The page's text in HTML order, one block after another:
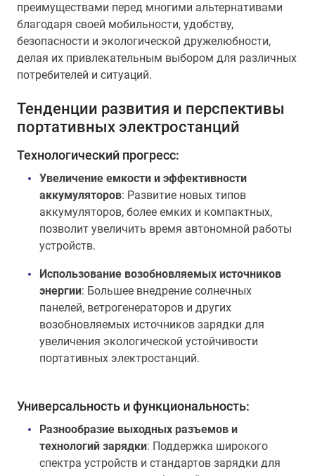
преимуществами перед многими альтернативами
благодаря своей мобильности, удобству,
безопасности и экологической дружелюбности,
делая их привлекательным выбором для различных
потребителей и ситуаций.
Тенденции развития и перспективы
портативных электростанций
Технологический прогресс:
Увеличение емкости и эффективности
аккумуляторов: Развитие новых типов
аккумуляторов, более емких и компактных,
позволит увеличить время автономной работы
устройств.
Использование возобновляемых источников
энергии: Большее внедрение солнечных
панелей, ветрогенераторов и других
возобновляемых источников зарядки для
увеличения экологической устойчивости
портативных электростанций.
Универсальность и функциональность:
Разнообразие выходных разъемов и
технологий зарядки: Поддержка широкого
спектра устройств и стандартов зарядки для